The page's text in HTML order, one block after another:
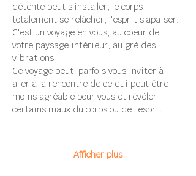
détente peut s'installer, le corps
totalement se relâcher, l'esprit s'apaiser.
C'est un voyage en vous, au coeur de
votre paysage intérieur, au gré des
vibrations.
Ce voyage peut  parfois vous inviter à
aller à la rencontre de ce qui peut être
moins agréable pour vous et révéler
certains maux du corps ou de l'esprit.
Afficher plus